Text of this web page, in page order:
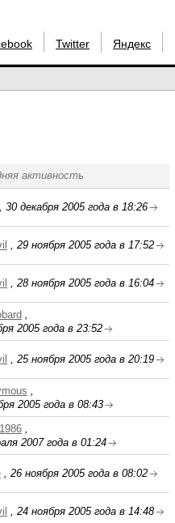
Twitter Яндекс
активность
, 30 декабря 2005 года в 18:26
, 29 ноября 2005 года в 17:52
, 28 ноября 2005 года в 16:04
,
2005 года в 23:52
, 25 ноября 2005 года в 20:19
,
2005 года в 08:43
,
2007 года в 01:24
, 26 ноября 2005 года в 08:02
, 24 ноября 2005 года в 14:48